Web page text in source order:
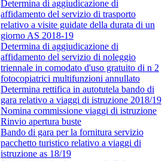
Determina di aggiudicazione di
affidamento del servizio di trasporto
relativo a visite guidate della durata di un
giorno AS 2018-19
Determina di aggiudicazione di
affidamento del servizio di noleggio
triennale in comodato d'uso gratuito di n 2
fotocopiatrici multifunzioni annullato
Determina rettifica in autotutela bando di
gara relativo a viaggi di istruzione 2018/19
Nomina commissione viaggi di istruzione
Rinvio apertura buste
Bando di gara per la fornitura servizio
pacchetto turistico relativo a viaggi di
istruzione as 18/19